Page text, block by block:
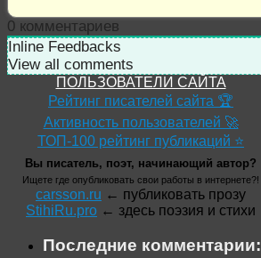
0 комментариев
Inline Feedbacks
View all comments
ПОЛЬЗОВАТЕЛИ САЙТА
Рейтинг писателей сайта 🏆
Активность пользователей 🚀
ТОП-100 рейтинг публикаций ⭐
Вы писатель, поэт, начинающий автор?
Ищете где опубликовать свои работы в интернете?!
carsson.ru ← публиковать прозу
StihiRu.pro ← здесь поэзия и стихи
Последние комментарии: